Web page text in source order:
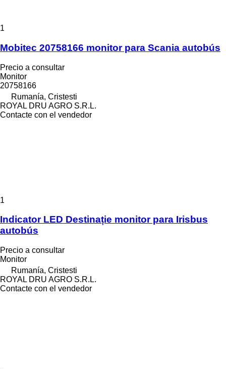
1
Mobitec 20758166 monitor para Scania autobús
Precio a consultar
Monitor
20758166
Rumanía, Cristesti
ROYAL DRU AGRO S.R.L.
Contacte con el vendedor
1
Indicator LED Destinație monitor para Irisbus
autobús
Precio a consultar
Monitor
Rumanía, Cristesti
ROYAL DRU AGRO S.R.L.
Contacte con el vendedor